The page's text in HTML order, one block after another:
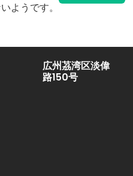
ようです。
広州茘湾区淡偉
路150号